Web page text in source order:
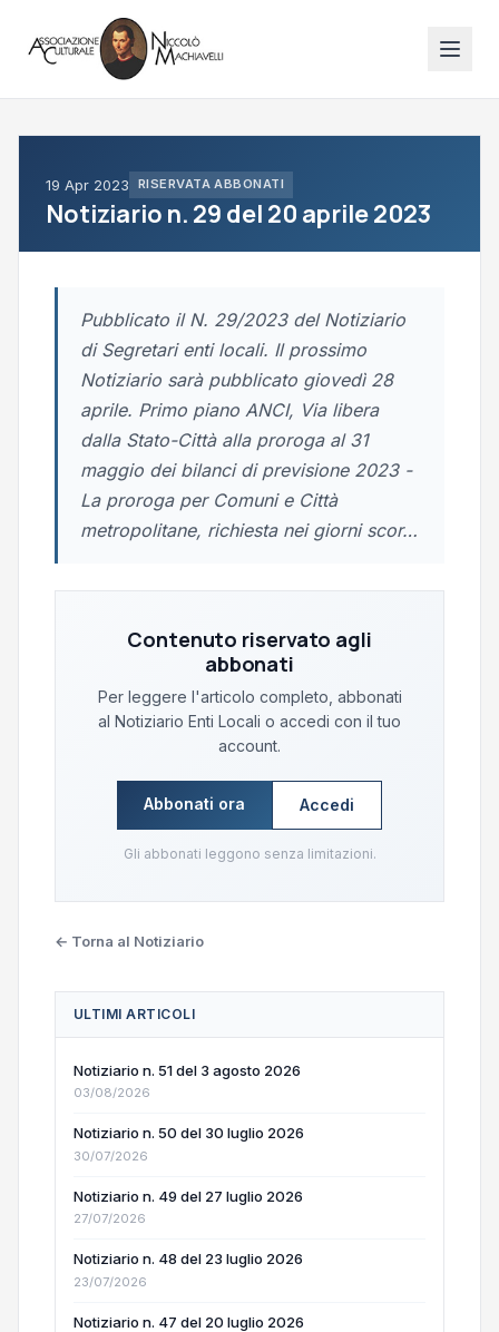
19 Apr 2023 RISERVATA ABBONATI
Notiziario n. 29 del 20 aprile 2023
Pubblicato il N. 29/2023 del Notiziario
di Segretari enti locali. Il prossimo
Notiziario sarà pubblicato giovedì 28
aprile. Primo piano ANCI, Via libera
dalla Stato-Città alla proroga al 31
maggio dei bilanci di previsione 2023 -
La proroga per Comuni e Città
metropolitane, richiesta nei giorni scor…
Contenuto riservato agli
abbonati
Per leggere l'articolo completo, abbonati
al Notiziario Enti Locali o accedi con il tuo
account.
Abbonati ora Accedi
Gli abbonati leggono senza limitazioni.
← Torna al Notiziario
ULTIMI ARTICOLI
Notiziario n. 51 del 3 agosto 2026
03/08/2026
Notiziario n. 50 del 30 luglio 2026
30/07/2026
Notiziario n. 49 del 27 luglio 2026
27/07/2026
Notiziario n. 48 del 23 luglio 2026
23/07/2026
Notiziario n. 47 del 20 luglio 2026